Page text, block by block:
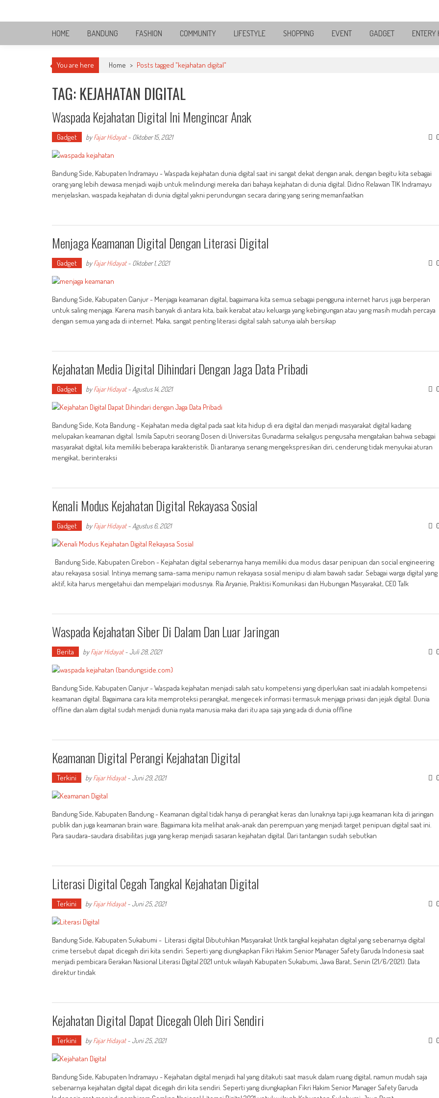
Bandung Side
Sisi Cantik Bandung
HOME BANDUNG FASHION COMMUNITY LIFESTYLE SHOPPING EVENT GADGET ENTERY
You are here Home > Posts tagged "kejahatan digital"
TAG: KEJAHATAN DIGITAL
Waspada Kejahatan Digital Ini Mengincar Anak
Gadget byFajar Hidayat- Oktober 15, 2021
Bandung Side, Kabupaten Indramayu - Waspada kejahatan dunia digital saat ini sangat dekat dengan anak, dengan begitu kita sebagai
orang yang lebih dewasa menjadi wajib untuk melindungi mereka dari bahaya kejahatan di dunia digital. Didno Relawan TIK Indramayu
menjelaskan, waspada kejahatan di dunia digital yakni perundungan secara daring yang sering memanfaatkan
Menjaga Keamanan Digital Dengan Literasi Digital
Gadget byFajar Hidayat- Oktober 1, 2021
Bandung Side, Kabupaten Cianjur - Menjaga keamanan digital, bagaimana kita semua sebagai pengguna internet harus juga berperan
untuk saling menjaga. Karena masih banyak di antara kita, baik kerabat atau keluarga yang kebingungan atau yang masih mudah percaya
dengan semua yang ada di internet. Maka, sangat penting literasi digital salah satunya ialah bersikap
Kejahatan Media Digital Dihindari Dengan Jaga Data Pribadi
Gadget byFajar Hidayat- Agustus 14, 2021
Bandung Side, Kota Bandung - Kejahatan media digital pada saat kita hidup di era digital dan menjadi masyarakat digital kadang
melupakan keamanan digital. Ismila Saputri seorang Dosen di Universitas Gunadarma sekaligus pengusaha mengatakan bahwa sebagai
masyarakat digital, kita memiliki beberapa karakteristik. Di antaranya senang mengekspresikan diri, cenderung tidak menyukai aturan
mengikat, berinteraksi
Kenali Modus Kejahatan Digital Rekayasa Sosial
Gadget byFajar Hidayat- Agustus 6, 2021
Bandung Side, Kabupaten Cirebon - Kejahatan digital sebenarnya hanya memiliki dua modus dasar penipuan dan social engineering
atau rekayasa sosial. Intinya memang sama-sama menipu namun rekayasa sosial menipu di alam bawah sadar. Sebagai warga digital yang
aktif, kita harus mengetahui dan mempelajari modusnya. Ria Aryanie, Praktisi Komunikasi dan Hubungan Masyarakat, CEO Talk
Waspada Kejahatan Siber Di Dalam Dan Luar Jaringan
Berita byFajar Hidayat-Juli 28, 2021
Bandung Side, Kabupaten Cianjur - Waspada kejahatan menjadi salah satu kompetensi yang diperlukan saat ini adalah kompetensi
keamanan digital. Bagaimana cara kita memproteksi perangkat, mengecek informasi termasuk menjaga privasi dan jejak digital. Dunia
offline dan alam digital sudah menjadi dunia nyata manusia maka dari itu apa saja yang ada di dunia offline
Keamanan Digital Perangi Kejahatan Digital
Terkini byFajar Hidayat-Juni 29, 2021
Bandung Side, Kabupaten Bandung - Keamanan digital tidak hanya di perangkat keras dan lunaknya tapi juga keamanan kita di jaringan
publik dan juga keamanan brain ware. Bagaimana kita melihat anak-anak dan perempuan yang menjadi target penipuan digital saat ini.
Para saudara-saudara disabilitas juga yang kerap menjadi sasaran kejahatan digital. Dari tantangan sudah sebutkan
Literasi Digital Cegah Tangkal Kejahatan Digital
Terkini byFajar Hidayat-Juni 25, 2021
Bandung Side, Kabupaten Sukabumi - Literasi digital Dibutuhkan Masyarakat Untk tangkal kejahatan digital yang sebenarnya digital
crime tersebut dapat dicegah diri kita sendiri. Seperti yang diungkapkan Fikri Hakim Senior Manager Safety Garuda Indonesia saat
menjadi pembicara Gerakan Nasional Literasi Digital 2021 untuk wilayah Kabupaten Sukabumi, Jawa Barat, Senin (21/6/2021). Data
direktur tindak
Kejahatan Digital Dapat Dicegah Oleh Diri Sendiri
Terkini byFajar Hidayat-Juni 25, 2021
Bandung Side, Kabupaten Indramayu - Kejahatan digital menjadi hal yang ditakuti saat masuk dalam ruang digital, namun mudah saja
sebenarnya kejahatan digital dapat dicegah diri kita sendiri. Seperti yang diungkapkan Fikri Hakim Senior Manager Safety Garuda